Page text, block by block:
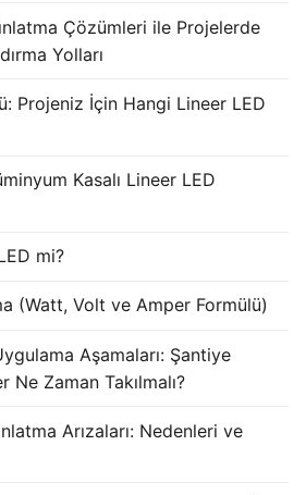
Çözümleri ile Projelerde
Yolları
Projeniz İçin Hangi Lineer LED
Kasalı Lineer LED
mi?
(Watt, Volt ve Amper Formülü)
Aşamaları: Şantiye
Zaman Takılmalı?
Arızaları: Nedenleri ve